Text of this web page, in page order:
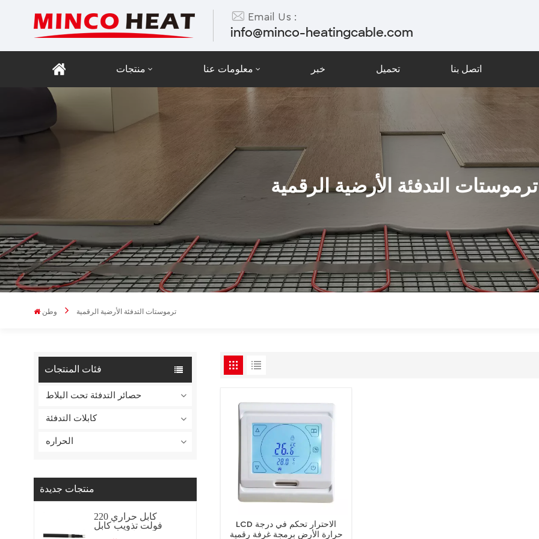
Email Us :
info@minco-heatingcable.com
منتجات معلومات عنا خبر تحميل اتصل بنا
ترموستات التدفئة الأرضية الرقمية
وطن ترموستات التدفئة الأرضية الرقمية
فئات المنتجات
حصائر التدفئة تحت البلاط
كابلات التدفئة
الحراره
منتجات جديدة
كابل حراري 220
فولت تذويب كابل
LCD الاحترار تحكم في درجة
حرارة الأرض برمجة غرفة رقمية